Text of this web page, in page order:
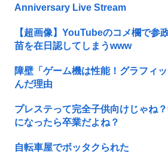
Anniversary Live Stream
【超画像】YouTubeのコメ欄で参
苗を在日認してしまうwww
障壁「ゲーム機は性能！グラフィ
んだ理由
プレステって完全子供向けじゃね
になったら卒業だよね？
自転車屋でボッタクられた